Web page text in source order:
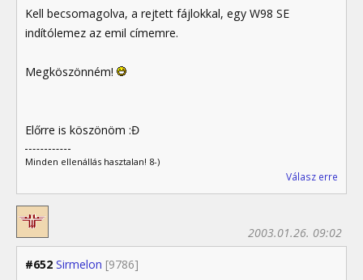
Kell becsomagolva, a rejtett fájlokkal, egy W98 SE
indítólemez az emil címemre.
Megköszönném!
Előrre is köszönöm :Đ
Minden ellenállás hasztalan! 8-)
Válasz erre
#652 Sirmelon [9786]
2003.01.26. 09:02